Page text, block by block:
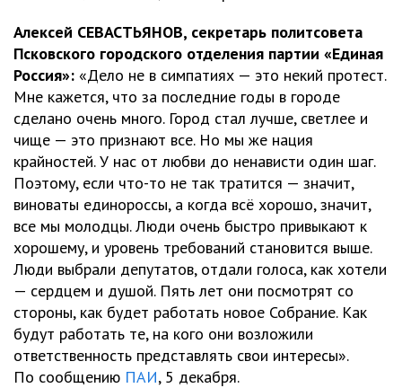
Алексей СЕВАСТЬЯНОВ, секретарь политсовета
Псковского городского отделения партии «Единая
Россия»: «Дело не в симпатиях — это некий протест.
Мне кажется, что за последние годы в городе
сделано очень много. Город стал лучше, светлее и
чище — это признают все. Но мы же нация
крайностей. У нас от любви до ненависти один шаг.
Поэтому, если что-то не так тратится — значит,
виноваты единороссы, а когда всё хорошо, значит,
все мы молодцы. Люди очень быстро привыкают к
хорошему, и уровень требований становится выше.
Люди выбрали депутатов, отдали голоса, как хотели
— сердцем и душой. Пять лет они посмотрят со
стороны, как будет работать новое Собрание. Как
будут работать те, на кого они возложили
ответственность представлять свои интересы».
По сообщению ПАИ, 5 декабря.